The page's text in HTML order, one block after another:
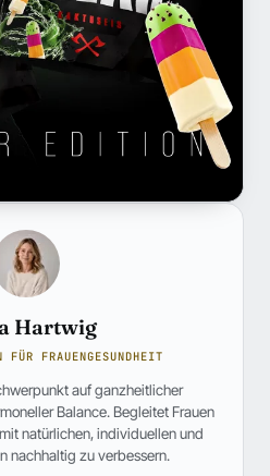
Hartwig
FRAUENGESUNDHEIT
auf ganzheitlicher
Balance. Begleitet Frauen
natürlichen, individuellen und
nachhaltig zu verbessern.